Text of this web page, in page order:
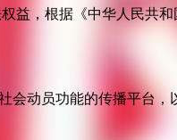
益，根据《中华人民共
动员功能的传播平台